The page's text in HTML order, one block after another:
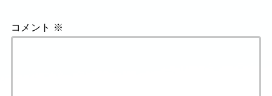
コメント ※